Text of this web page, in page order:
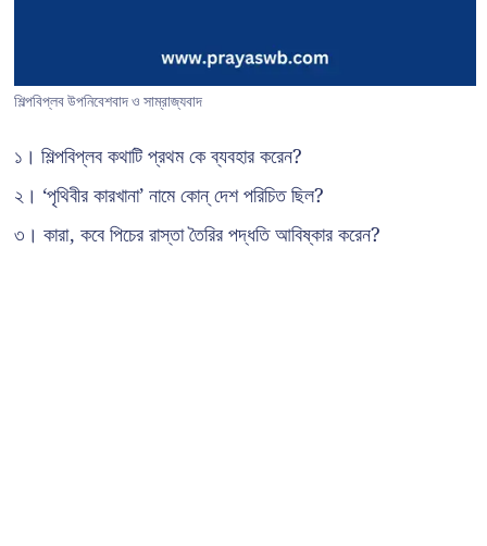
শিল্পবিপ্লব উপনিবেশবাদ ও সাম্রাজ্যবাদ
১। শিল্পবিপ্লব কথাটি প্রথম কে ব্যবহার করেন?
২। ‘পৃথিবীর কারখানা’ নামে কোন্ দেশ পরিচিত ছিল?
৩। কারা, কবে পিচের রাস্তা তৈরির পদ্ধতি আবিষ্কার করেন?